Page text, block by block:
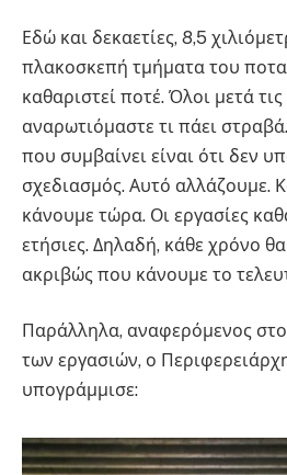
Εδώ και δεκαετίες, 8,5
πλακοσκεπή τμήματα του
καθαριστεί ποτέ. Όλοι μετά
αναρωτιόμαστε τι πάει
που συμβαίνει είναι ότι δεν
σχεδιασμός. Αυτό αλλάζουμε.
κάνουμε τώρα. Οι εργασίες
ετήσιες. Δηλαδή, κάθε χρόνο θα
ακριβώς που κάνουμε το
Παράλληλα, αναφερόμενος
των εργασιών, ο
υπογράμμισε: